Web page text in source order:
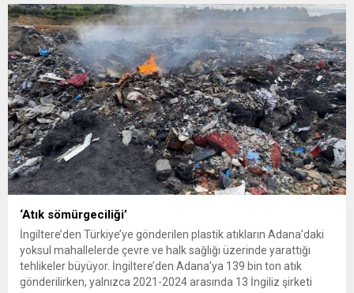
yükselerek 4 bin...
‘Atık sömürgeciliği’
İngiltere’den Türkiye’ye gönderilen plastik atıkların Adana’daki
yoksul mahallelerde çevre ve halk sağlığı üzerinde yarattığı
tehlikeler büyüyor. İngiltere’den Adana’ya 139 bin ton atık
gönderilirken, yalnızca 2021-2024 arasında 13 İngiliz şirketi